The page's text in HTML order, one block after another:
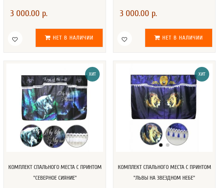
3 000.00 р.
НЕТ В НАЛИЧИИ
3 000.00 р.
НЕТ В НАЛИЧИИ
ХИТ
КОМПЛЕКТ СПАЛЬНОГО МЕСТА С ПРИНТОМ
"СЕВЕРНОЕ СИЯНИЕ"
ХИТ
КОМПЛЕКТ СПАЛЬНОГО МЕСТА С ПРИНТОМ
"ЛЬВЫ НА ЗВЕЗДНОМ НЕБЕ"